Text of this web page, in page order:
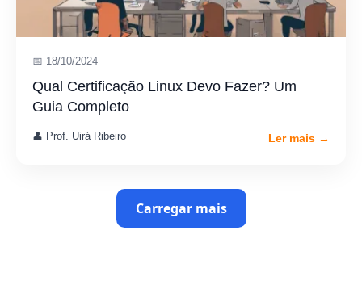
📅 18/10/2024
Qual Certificação Linux Devo Fazer? Um
Guia Completo
👤 Prof. Uirá Ribeiro Ler mais →
Carregar mais